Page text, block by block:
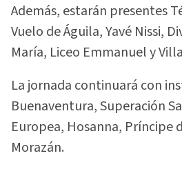
Además, estarán presentes
Vuelo de Águila, Yavé Nissi,
María, Liceo Emmanuel y
La jornada continuará con
Buenaventura, Superación
Europea, Hosanna, Príncipe
Morazán.